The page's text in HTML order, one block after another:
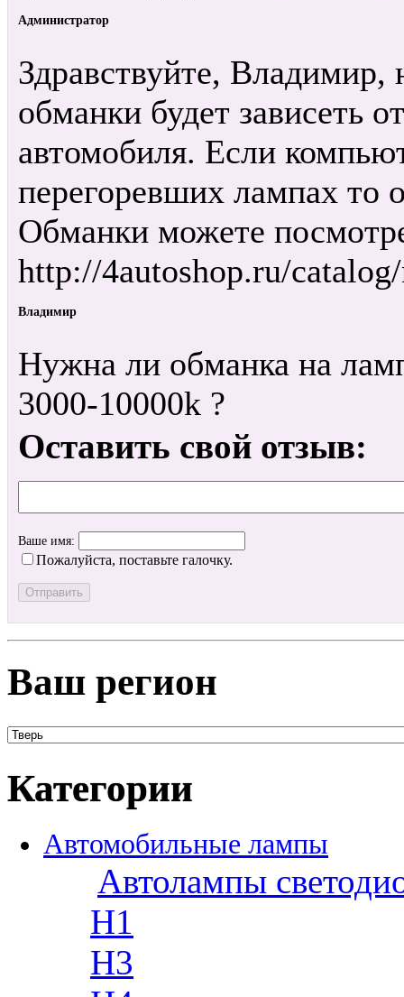
Администратор
Здравствуйте, Владимир,
обманки будет зависеть
автомобиля. Если
перегоревших лампах то
Обманки можете
http://4autoshop.ru/
Владимир
Нужна ли обманка на
3000-10000k ?
Оставить свой отзыв:
Ваше имя:
Пожалуйста, поставьте галочку.
Ваш регион
Категории
Автомобильные лампы
Автолампы
H1
H3